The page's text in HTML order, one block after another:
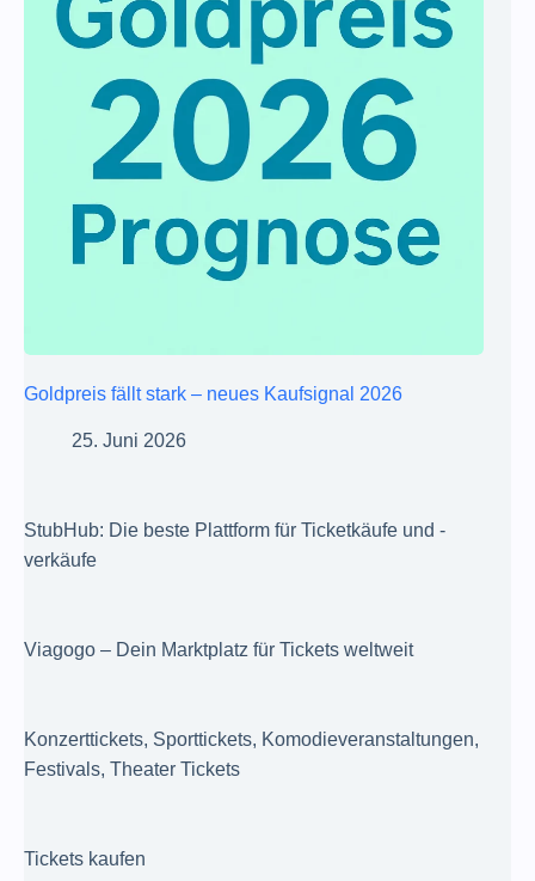
Goldpreis fällt stark – neues Kaufsignal 2026
25. Juni 2026
StubHub: Die beste Plattform für Ticketkäufe und -
verkäufe
Viagogo – Dein Marktplatz für Tickets weltweit
Konzerttickets, Sporttickets, Komodieveranstaltungen,
Festivals, Theater Tickets
Tickets kaufen